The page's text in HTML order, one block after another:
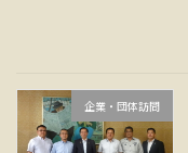
企業・団体訪問